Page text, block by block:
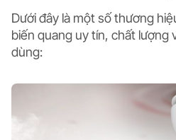
Dưới đây là một số thương
biến quang uy tín, chất lượng
dùng: